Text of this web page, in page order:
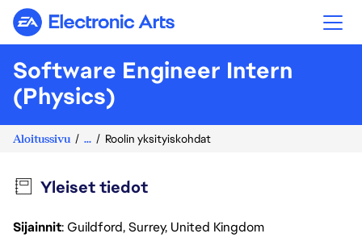
Electronic Arts
Software Engineer Intern
(Physics)
Aloitussivu ... Roolin yksityiskohdat
Yleiset tiedot
Sijainnit: Guildford, Surrey, United Kingdom